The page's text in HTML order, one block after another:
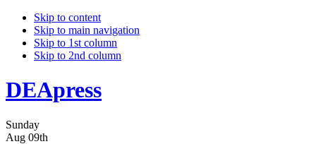
Skip to content
Skip to main navigation
Skip to 1st column
Skip to 2nd column
DEApress
Sunday
Aug 09th